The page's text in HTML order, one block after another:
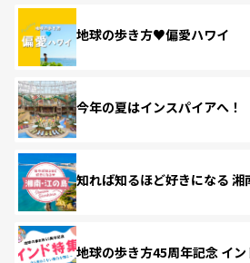
地球の歩き方♥偏愛ハワイ
今年の夏はインスパイアへ！
知れば知るほど好きになる 湘
地球の歩き方45周年記念 イ